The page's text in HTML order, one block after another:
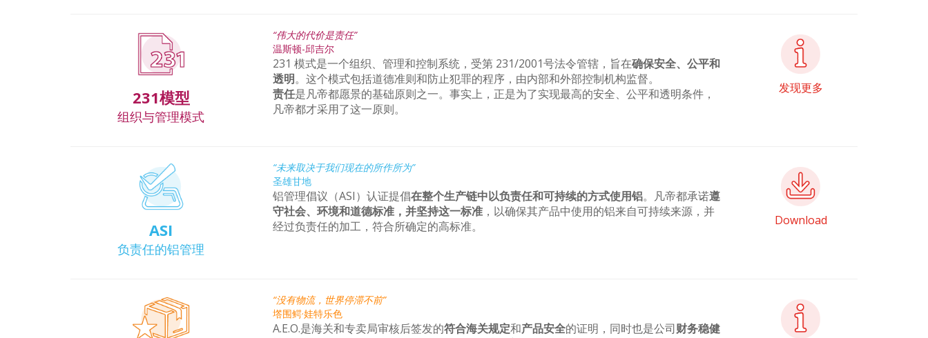
231模型
组织与管理模式
“伟大的代价是责任”
温斯顿-邱吉尔
231 模式是一个组织、管理和控制系统，受第 231/2001号法令管辖，旨在确保安全、公平和
透明。这个模式包括道德准则和防止犯罪的程序，由内部和外部控制机构监督。
责任是凡帝都愿景的基础原则之一。事实上，正是为了实现最高的安全、公平和透明条件，
凡帝都才采用了这一原则。
发现更多
ASI
负责任的铝管理
“未来取决于我们现在的所作所为”
圣雄甘地
铝管理倡议（ASI）认证提倡在整个生产链中以负责任和可持续的方式使用铝。凡帝都承诺遵
守社会、环境和道德标准，并坚持这一标准，以确保其产品中使用的铝来自可持续来源，并
经过负责任的加工，符合所确定的高标准。
Download
“没有物流，世界停滞不前”
㙮围鳄·娃特乐色
A.E.O.是海关和专卖局审核后签发的符合海关规定和产品安全的证明，同时也是公司财务稳健